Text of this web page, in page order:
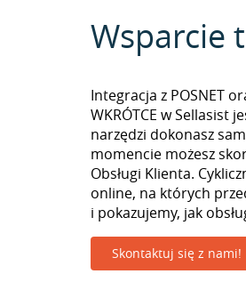
Wsparcie
Integracja z POSNET
WKRÓTCE w Sellasist
narzędzi dokonasz
momencie możesz
Obsługi Klienta.
online, na których
i pokazujemy, jak
Skontaktuj się z nami!